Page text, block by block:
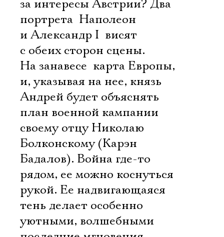
за интересы Австрии? Два
портрета  Наполеон
и Александр I  висят
с обеих сторон сцены.
На занавесе  карта Европы,
и, указывая на нее, князь
Андрей будет объяснять
план военной кампании
своему отцу Николаю
Болконскому (Карэн
Бадалов). Война где-то
рядом, ее можно коснуться
рукой. Ее надвигающаяся
тень делает особенно
уютными, волшебными